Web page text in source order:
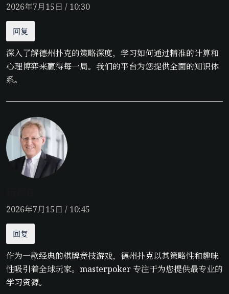
2026年7月15日 / 10:30
回复
深入了解德州扑克的策略深度，学习如何通过精准的计算和
心理博弈来赢得每一局。我们的平台为您提供全面的知识体
系。
2026年7月15日 / 10:45
回复
作为一款经典的棋牌竞技游戏，德州扑克以其策略性和趣味
性吸引着全球玩家。masterpoker 专注于为您提供最专业的
学习资源。